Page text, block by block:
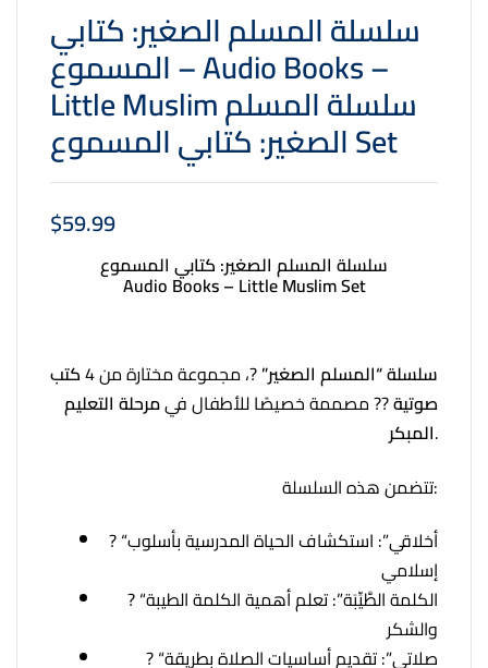
سلسلة المسلم الصغير: كتابي
المسموع – Audio Books –
Little Muslim سلسلة المسلم
الصغير: كتابي المسموع Set
$59.99
سلسلة المسلم الصغير: كتابي المسموع
Audio Books – Little Muslim Set
سلسلة “المسلم الصغير”?، مجموعة مختارة من 4 كتب
صوتية?? مصممة خصيصًا للأطفال فيمرحلة التعليم
المبكر.
تتضمن هذه السلسلة:
? “أخلاقي”: استكشاف الحياة المدرسية بأسلوب
إسلامي
? “الكلمة الطَّيِّبَة”: تعلم أهمية الكلمة الطيبة
والشكر
? “صلاتي”: تقديم أساسيات الصلاة بطريقة